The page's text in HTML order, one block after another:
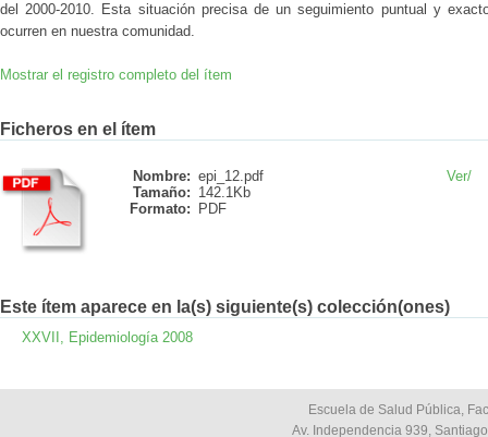
del 2000-2010. Esta situación precisa de un seguimiento puntual y
ocurren en nuestra comunidad.
Mostrar el registro completo del ítem
Ficheros en el ítem
Nombre: epi_12.pdf
Tamaño: 142.1Kb
Formato:
PDF
Ver/
Este ítem aparece en la(s) siguiente(s) colección(ones)
XXVII, Epidemiología 2008
Escuela de Salud Pública,
Av. Independencia 939,